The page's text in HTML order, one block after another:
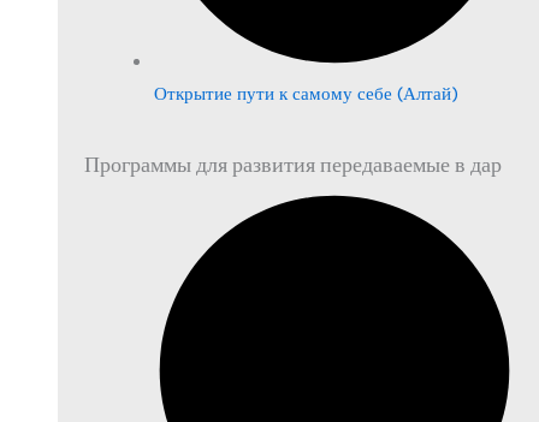
Открытие пути к самому себе (Алтай)
Программы для развития передаваемые в дар